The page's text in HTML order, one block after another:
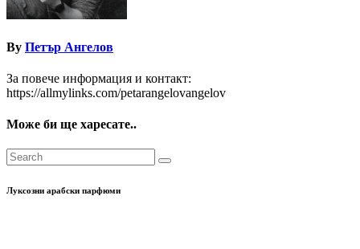
By Петър Ангелов
За повече информация и контакт:
https://allmylinks.com/petarangelovangelov
Може би ще харесате..
Луксозни арабски парфюми